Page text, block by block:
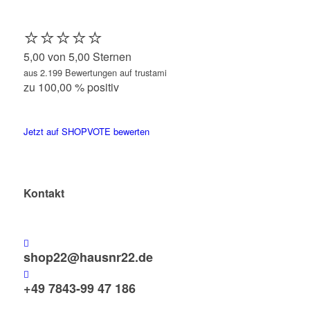
⭐️⭐️⭐️⭐️⭐️
5,00 von 5,00 Sternen
aus 2.199 Bewertungen auf trustami
zu 100,00 % positiv
Jetzt auf SHOPVOTE bewerten
Kontakt
shop22@hausnr22.de
+49 7843-99 47 186